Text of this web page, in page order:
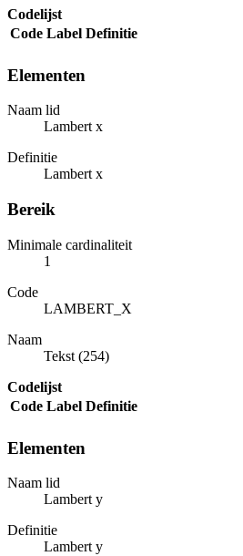
Codelijst
Code Label Definitie
Elementen
Naam lid
Lambert x
Definitie
Lambert x
Bereik
Minimale cardinaliteit
1
Code
LAMBERT_X
Naam
Tekst (254)
Codelijst
Code Label Definitie
Elementen
Naam lid
Lambert y
Definitie
Lambert y